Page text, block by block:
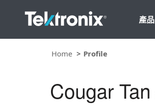
產品
Home Profile
Cougar Tan